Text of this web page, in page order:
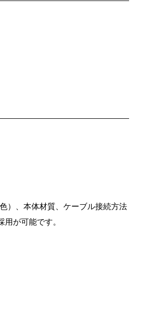
）、本体材質、ケーブル接続方法
が可能です。